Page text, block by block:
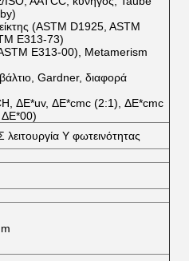
(ASTM D1925, ASTM
E313-73)
E313-00), Metamerism
Gardner, διαφορά
ΔE*uv, ΔE*cmc (2:1), ΔE*cmc
Υ φωτεινότητας